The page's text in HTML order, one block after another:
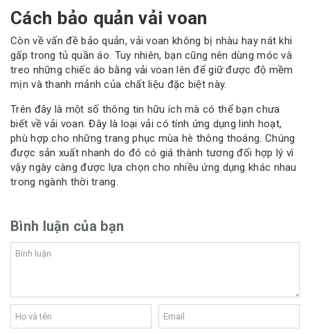
Cách bảo quản vải voan
Còn về vấn đề bảo quản, vải voan không bị nhàu hay nát khi
gấp trong tủ quần áo. Tuy nhiên, bạn cũng nên dùng móc và
treo những chiếc áo bằng vải voan lên để giữ được độ mềm
mịn và thanh mảnh của chất liệu đặc biệt này.
Trên đây là một số thông tin hữu ích mà có thể bạn chưa
biết về vải voan. Đây là loại vải có tính ứng dụng linh hoạt,
phù hợp cho những trang phục mùa hè thông thoáng. Chúng
được sản xuất nhanh do đó có giá thành tương đối hợp lý vì
vậy ngày càng được lựa chọn cho nhiều ứng dụng khác nhau
trong ngành thời trang.
Bình luận của bạn